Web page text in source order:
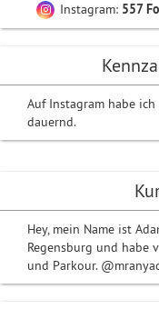
Hey, mein Name ist
Regensburg und habe
und Parkour.
Instagram: 557
Auf Instagram habe
dauernd.